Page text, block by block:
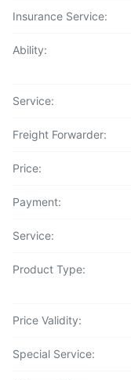
Insurance Service:
Ability:
Service:
Freight Forwarder:
Price:
Payment:
Service:
Product Type:
Price Validity:
Special Service: